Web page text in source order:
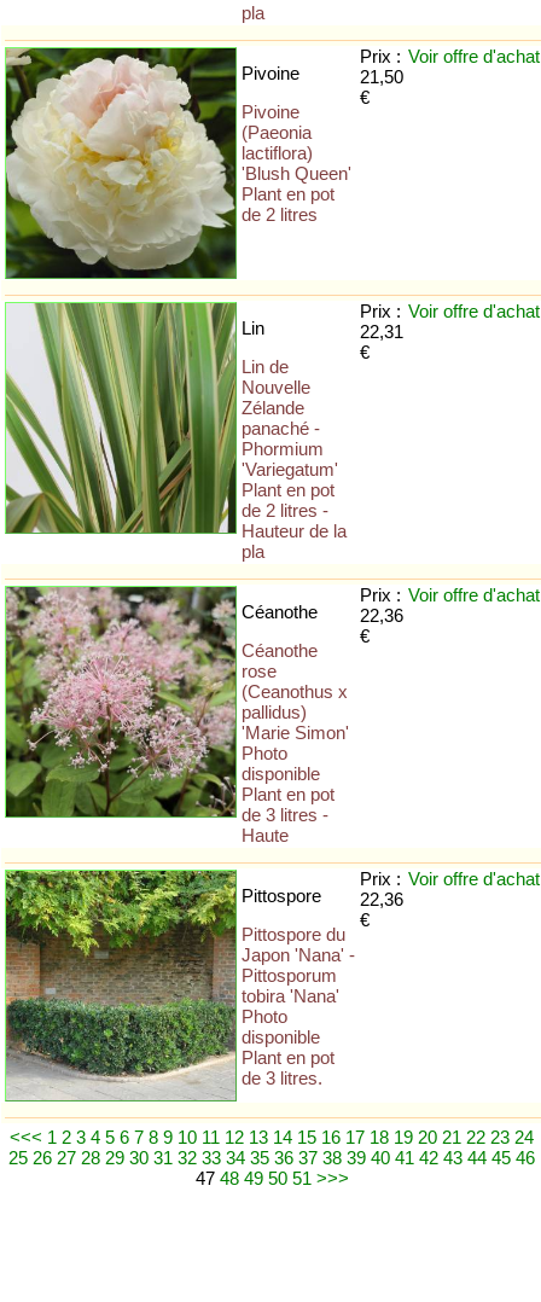
pla
Pivoine
Pivoine
(Paeonia
lactiflora)
'Blush Queen'
Plant en pot
de 2 litres
Prix :
21,50
€
Voir offre d'achat
Lin
Lin de
Nouvelle
Zélande
panaché -
Phormium
'Variegatum'
Plant en pot
de 2 litres -
Hauteur de la
pla
Prix :
22,31
€
Voir offre d'achat
Céanothe
Céanothe
rose
(Ceanothus x
pallidus)
'Marie Simon'
Photo
disponible
Plant en pot
de 3 litres -
Haute
Prix :
22,36
€
Voir offre d'achat
Pittospore
Pittospore du
Japon 'Nana' -
Pittosporum
tobira 'Nana'
Photo
disponible
Plant en pot
de 3 litres.
Prix :
22,36
€
Voir offre d'achat
<<< 1 2 3 4 5 6 7 8 9 10 11 12 13 14 15 16 17 18 19 20 21 22 23 24
25 26 27 28 29 30 31 32 33 34 35 36 37 38 39 40 41 42 43 44 45 46
47 48 49 50 51 >>>